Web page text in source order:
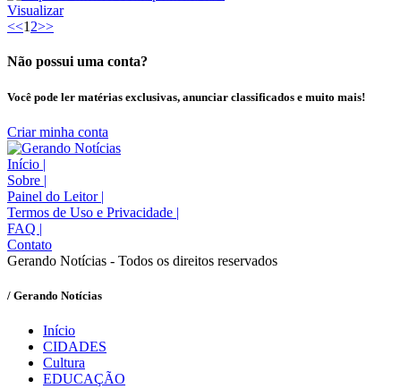
Visualizar
<<1 2>>
Não possui uma conta?
Você pode ler matérias exclusivas, anunciar classificados e muito mais!
Criar minha conta
Início |
Sobre |
Painel do Leitor |
Termos de Uso e Privacidade |
FAQ |
Contato
Gerando Notícias - Todos os direitos reservados
/ Gerando Notícias
Início
CIDADES
Cultura
EDUCAÇÃO